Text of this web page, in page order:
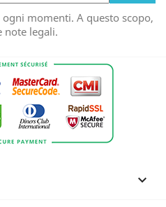
momenti. A questo scopo,
note legali.
